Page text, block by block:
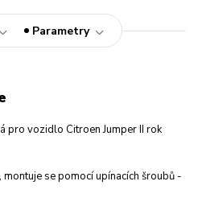
Parametry
pro vozidlo Citroen Jumper II rok
se pomocí upínacích šroubů -